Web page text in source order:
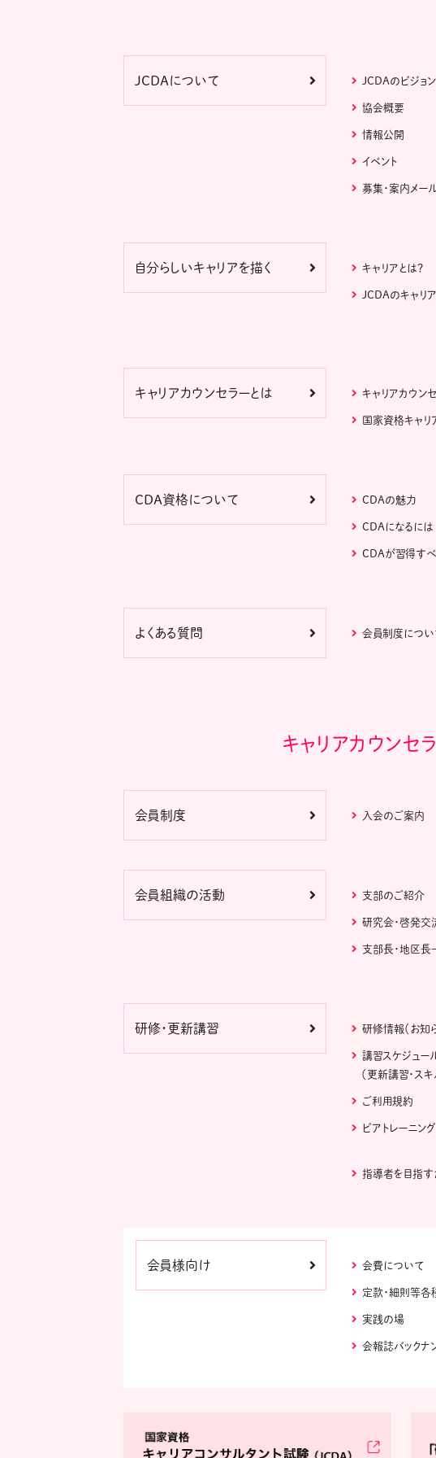
JCDAについて JCDAのビジョン
協会概要
情報公開
イベント
募集・案内メー
自分らしいキャリアを描く キャリアとは？
JCDAのキャリ
キャリアカウンセラーとは キャリアカウン
国家資格キャリ
CDA資格について CDAの魅力
CDAになるには
CDAが習得すべ
よくある質問 会員制度につい
キャリアカウンセ
会員制度 入会のご案内
会員組織の活動 支部のご紹介
研究会・啓発交
支部長・地区長
研修・更新講習 研修情報（お知
講習スケジュー
（更新講習・スキ
ご利用規約
ピアトレーニング
指導者を目指
会員様向け 会費について
定款・細則等各
実践の場
会報誌バックナ